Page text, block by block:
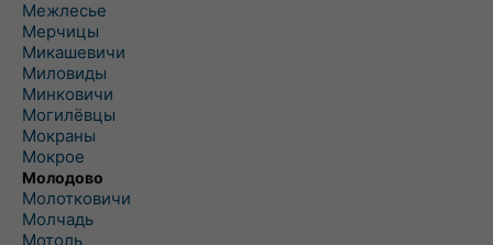
Межлесье
Мерчицы
Микашевичи
Миловиды
Минковичи
Могилёвцы
Мокраны
Мокрое
Молодово
Молотковичи
Молчадь
Мотоль